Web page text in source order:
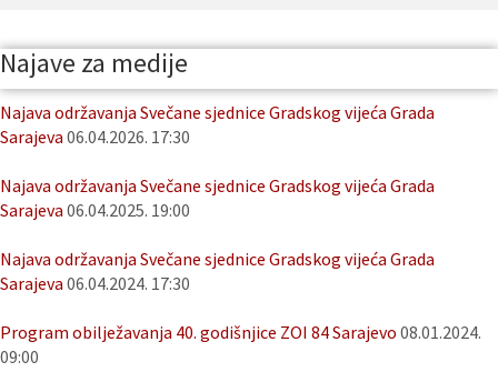
Najave za medije
Najava održavanja Svečane sjednice Gradskog vijeća Grada
Sarajeva 06.04.2026. 17:30
Najava održavanja Svečane sjednice Gradskog vijeća Grada
Sarajeva 06.04.2025. 19:00
Najava održavanja Svečane sjednice Gradskog vijeća Grada
Sarajeva 06.04.2024. 17:30
Program obilježavanja 40. godišnjice ZOI 84 Sarajevo 08.01.2024.
09:00